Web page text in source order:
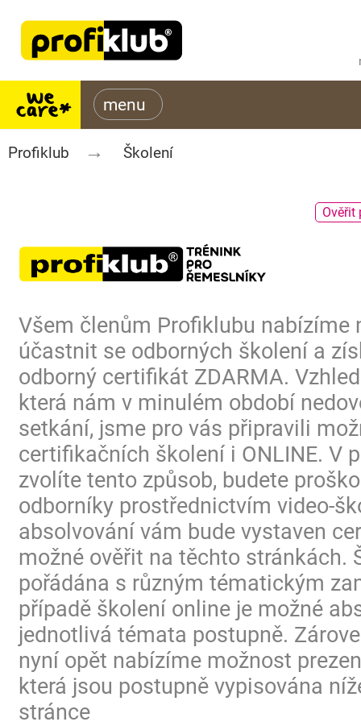
Profiklub Školení
Ověřit
Všem členům Profiklubu nabízíme
účastnit se odborných školení a
odborný certifikát ZDARMA.
která nám v minulém období
setkání, jsme pro vás připravili
certifikačních školení i ONLINE. V
zvolíte tento způsob, budete
odborníky prostřednictvím video-
absolvování vám bude vystaven
možné ověřit na těchto stránkách.
pořádána s různým tématickým
případě školení online je možné
jednotlivá témata postupně.
nyní opět nabízíme možnost
která jsou postupně vypisována
stránce